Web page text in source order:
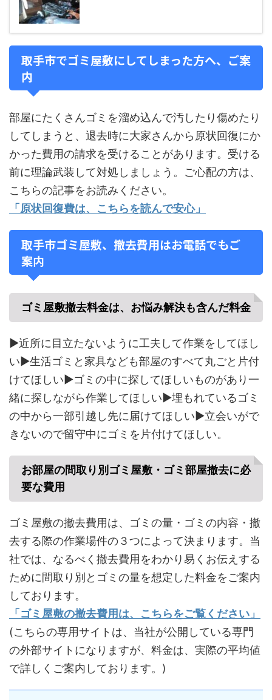
取手市でゴミ屋敷にしてしまった方へ、ご案
内
部屋にたくさんゴミを溜め込んで汚したり傷めたり
してしまうと、退去時に大家さんから原状回復にか
かった費用の請求を受けることがあります。受ける
前に理論武装して対処しましょう。ご心配の方は、
こちらの記事をお読みください。
「原状回復費は、こちらを読んで安心」
取手市ゴミ屋敷、撤去費用はお電話でもご
案内
ゴミ屋敷撤去料金は、お悩み解決も含んだ料金
▶近所に目立たないように工夫して作業をしてほし
い▶生活ゴミと家具なども部屋のすべて丸ごと片付
けてほしい▶ゴミの中に探してほしいものがあり一
緒に探しながら作業してほしい▶埋もれているゴミ
の中から一部引越し先に届けてほしい▶立会いがで
きないので留守中にゴミを片付けてほしい。
お部屋の間取り別ゴミ屋敷・ゴミ部屋撤去に必
要な費用
ゴミ屋敷の撤去費用は、ゴミの量・ゴミの内容・撤
去する際の作業場件の３つによって決まります。当
社では、なるべく撤去費用をわかり易くお伝えする
ために間取り別とゴミの量を想定した料金をご案内
しております。
「ゴミ屋敷の撤去費用は、こちらをご覧ください」
(こちらの専用サイトは、当社が公開している専門
の外部サイトになりますが、料金は、実際の平均値
で詳しくご案内しております。)